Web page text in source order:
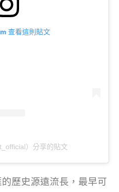
查看這則貼文
）分享的貼文
歷史源遠流長，最早可